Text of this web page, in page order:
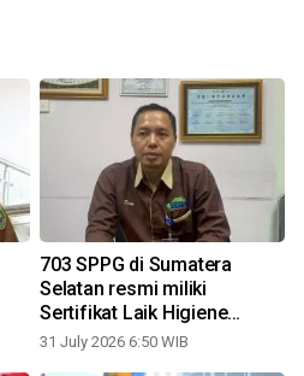
703 SPPG di Sumatera
Selatan resmi miliki
Sertifikat Laik Higiene
Sanitasi
31 July 2026 6:50 WIB